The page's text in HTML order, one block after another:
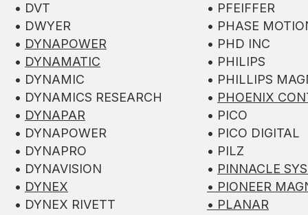
• DVT
• DWYER
• DYNAPOWER
• DYNAMATIC
• DYNAMIC
• DYNAMICS RESEARCH
• DYNAPAR
• DYNAPOWER
• DYNAPRO
• DYNAVISION
• DYNEX
• DYNEX RIVETT
• PFEIFFER
• PHASE
• PHD INC
• PHILIPS
• PHILLIPS
• PHOENIX
• PICO
• PICO DIGITAL
• PILZ
• PINNACLE
• PIONEER
• PLANAR